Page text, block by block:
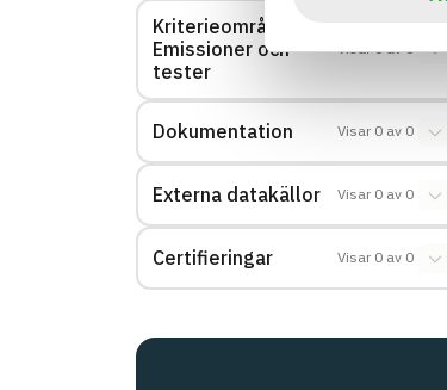
Kriterieområde:
Emissioner och
tester
Visar 0 av 0
Dokumentation Visar 0 av 0
Externa datakällor Visar 0 av 0
Certifieringar Visar 0 av 0